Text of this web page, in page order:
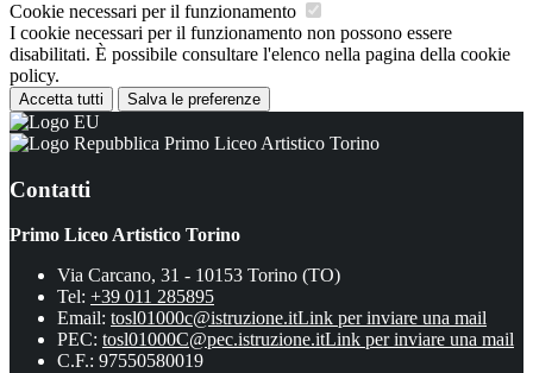
Cookie necessari per il funzionamento
I cookie necessari per il funzionamento non possono essere
disabilitati. È possibile consultare l'elenco nella pagina della cookie
policy.
Accetta tutti Salva le preferenze
Primo Liceo Artistico Torino
Contatti
Primo Liceo Artistico Torino
Via Carcano, 31 - 10153 Torino (TO)
Tel: +39 011 285895
Email: tosl01000c@istruzione.itLink per inviare una mail
PEC: tosl01000C@pec.istruzione.itLink per inviare una mail
C.F.: 97550580019